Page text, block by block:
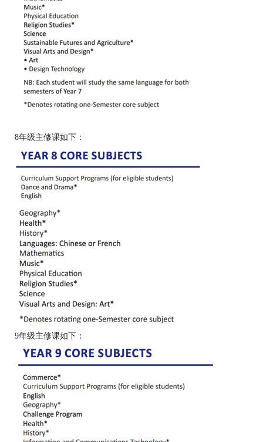
8年级主修课如下：
9年级主修课如下：